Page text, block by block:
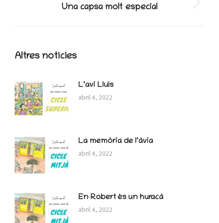
Next
Una capsa molt especial
Altres notícies
L’avi Lluís
abril 4, 2022
La memòria de l’àvia
abril 4, 2022
En Robert és un huracà
abril 4, 2022